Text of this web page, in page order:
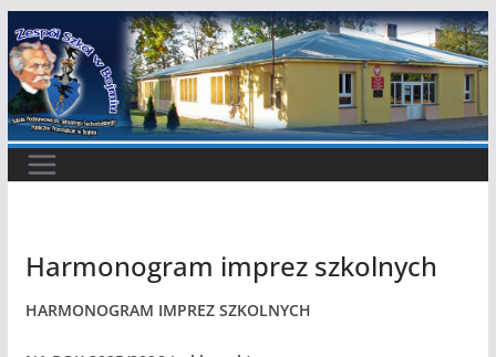
Przejdź
do
treści
Harmonogram imprez szkolnych
HARMONOGRAM IMPREZ SZKOLNYCH